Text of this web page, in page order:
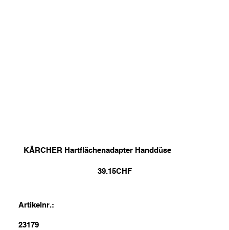
KÄRCHER Hartflächenadapter Handdüse
39.15CHF
Artikelnr.:
23179